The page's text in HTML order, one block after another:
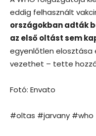
eddig felhasznált
országokban adták
az első oltást sem
egyenlőtlen elosztása
vezethet – tette
Fotó: Envato
#oltas #jarvany #who